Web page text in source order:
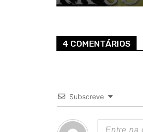
4 COMENTÁRIOS
Subscreve